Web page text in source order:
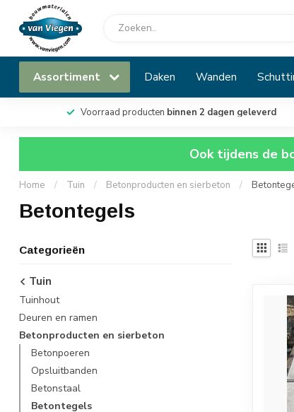
Assortiment Daken Wanden
Voorraad producten binnen 2 dagen geleverd
Ook tijdens de
Home / Tuin / Betonproducten en sierbeton /
Betontegels
Categorieën
Tuin
Tuinhout
Deuren en ramen
Betonproducten en sierbeton
Betonpoeren
Opsluitbanden
Betonstaal
Betontegels